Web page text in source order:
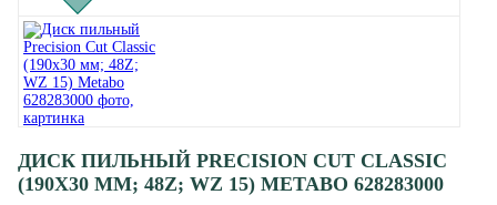
ДИСК ПИЛЬНЫЙ PRECISION CUT CLASSIC
(190X30 ММ; 48Z; WZ 15) METABO 628283000